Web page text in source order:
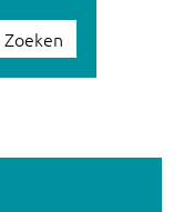
Zoeken